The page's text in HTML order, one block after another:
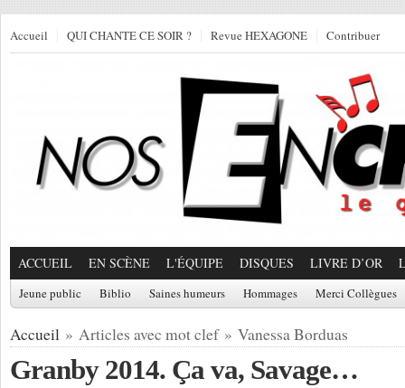
Accueil QUI CHANTE CE SOIR ? Revue HEXAGONE Contribuer
ACCUEIL EN SCÈNE L'ÉQUIPE DISQUES LIVRE D’OR
Jeune public Biblio Saines humeurs Hommages Merci Collègues
Accueil » Articles avec mot clef » Vanessa Borduas
Granby 2014. Ça va, Savage…